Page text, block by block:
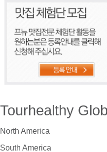
Tourhealthy
North America
South America